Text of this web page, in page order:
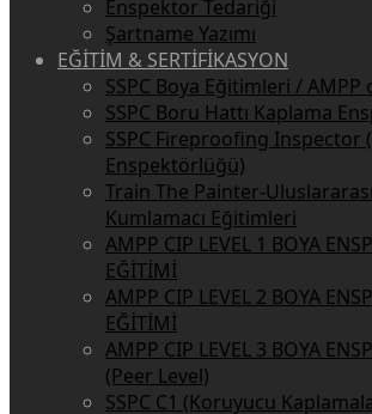
Enspektor Tedariği
Şartname Yazımı
EĞİTİM & SERTİFİKASYON
SSPC Boya Eğitimleri /
SSPC Boru Hattı Kaplama
SSPC Fireproofing Inspector
Enspektörlüğü)
Train The Painter-
Kumlamacı Eğitimleri
AMPP CIP LEVEL 1 BOYA
EĞİTİMİ
AMPP CIP LEVEL 2 BOYA
EĞİTİMİ
AMPP CIP LEVEL 3 BOYA
(Peer Level)
SSPC C1 (Koruyucu